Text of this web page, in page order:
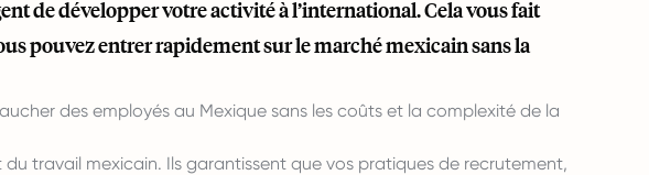
de développer votre activité à l’international. Cela vous fait
pouvez entrer rapidement sur le marché mexicain sans la
des employés au Mexique sans les coûts et la complexité de la
du travail mexicain. Ils garantissent que vos pratiques de recrutement,